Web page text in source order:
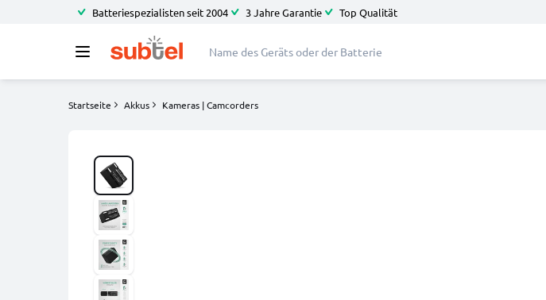
Batteriespezialisten seit 2004 3 Jahre Garantie Top Qualität
Startseite Akkus Kameras | Camcorders